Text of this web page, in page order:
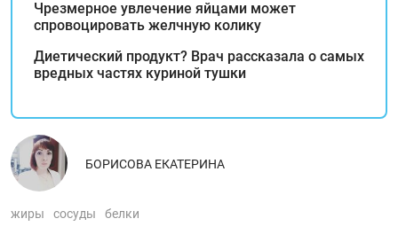
Чрезмерное увлечение яйцами может
спровоцировать желчную колику
Диетический продукт? Врач рассказала о самых
вредных частях куриной тушки
БОРИСОВА ЕКАТЕРИНА
жиры сосуды белки